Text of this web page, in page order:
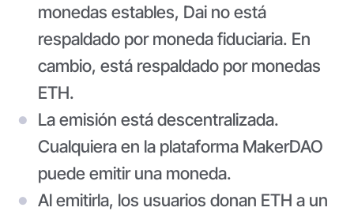
monedas estables, Dai no está
respaldado por moneda fiduciaria. En
cambio, está respaldado por monedas
ETH.
La emisión está descentralizada.
Cualquiera en la plataforma MakerDAO
puede emitir una moneda.
Al emitirla, los usuarios donan ETH a un